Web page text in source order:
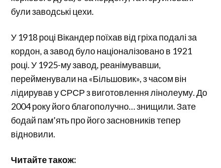
були заводські цехи.
У 1918 році Вікандер поїхав від гріха подалі за
кордон, а завод було націоналізовано в 1921
році. У 1925-му завод, реанімувавши,
перейменували на «Більшовик», з часом він
лідирував у СРСР з виготовлення лінолеуму. До
2004 року його благополучно… знищили. Зате
бодай пам’ять про його засновників тепер
відновили.
Читайте також: